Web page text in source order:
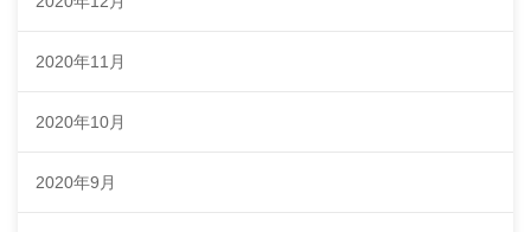
2020年11月
2020年10月
2020年9月